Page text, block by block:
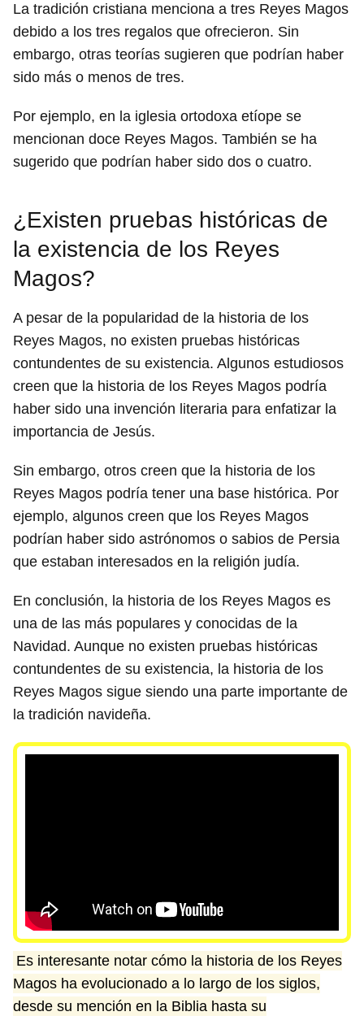
La tradición cristiana menciona a tres Reyes Magos
debido a los tres regalos que ofrecieron. Sin
embargo, otras teorías sugieren que podrían haber
sido más o menos de tres.
Por ejemplo, en la iglesia ortodoxa etíope se
mencionan doce Reyes Magos. También se ha
sugerido que podrían haber sido dos o cuatro.
¿Existen pruebas históricas de
la existencia de los Reyes
Magos?
A pesar de la popularidad de la historia de los
Reyes Magos, no existen pruebas históricas
contundentes de su existencia. Algunos estudiosos
creen que la historia de los Reyes Magos podría
haber sido una invención literaria para enfatizar la
importancia de Jesús.
Sin embargo, otros creen que la historia de los
Reyes Magos podría tener una base histórica. Por
ejemplo, algunos creen que los Reyes Magos
podrían haber sido astrónomos o sabios de Persia
que estaban interesados en la religión judía.
En conclusión, la historia de los Reyes Magos es
una de las más populares y conocidas de la
Navidad. Aunque no existen pruebas históricas
contundentes de su existencia, la historia de los
Reyes Magos sigue siendo una parte importante de
la tradición navideña.
Es interesante notar cómo la historia de los Reyes
Magos ha evolucionado a lo largo de los siglos,
desde su mención en la Biblia hasta su